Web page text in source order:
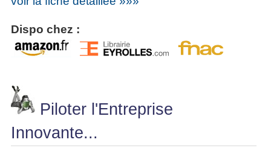
Dispo chez :
Piloter l'Entreprise
Innovante...